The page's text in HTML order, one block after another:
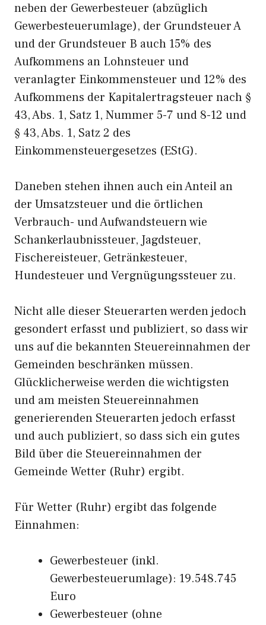
neben der Gewerbesteuer (abzüglich
Gewerbesteuerumlage), der Grundsteuer A
und der Grundsteuer B auch 15% des
Aufkommens an Lohnsteuer und
veranlagter Einkommensteuer und 12% des
Aufkommens der Kapitalertragsteuer nach §
43, Abs. 1, Satz 1, Nummer 5-7 und 8-12 und
§ 43, Abs. 1, Satz 2 des
Einkommensteuergesetzes (EStG).
Daneben stehen ihnen auch ein Anteil an
der Umsatzsteuer und die örtlichen
Verbrauch- und Aufwandsteuern wie
Schankerlaubnissteuer, Jagdsteuer,
Fischereisteuer, Getränkesteuer,
Hundesteuer und Vergnügungssteuer zu.
Nicht alle dieser Steuerarten werden jedoch
gesondert erfasst und publiziert, so dass wir
uns auf die bekannten Steuereinnahmen der
Gemeinden beschränken müssen.
Glücklicherweise werden die wichtigsten
und am meisten Steuereinnahmen
generierenden Steuerarten jedoch erfasst
und auch publiziert, so dass sich ein gutes
Bild über die Steuereinnahmen der
Gemeinde Wetter (Ruhr) ergibt.
Für Wetter (Ruhr) ergibt das folgende
Einnahmen:
Gewerbesteuer (inkl.
Gewerbesteuerumlage): 19.548.745
Euro
Gewerbesteuer (ohne